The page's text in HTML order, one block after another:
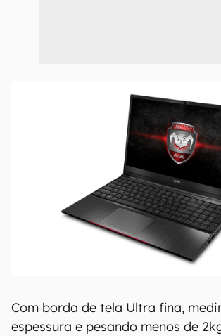
Com borda de tela Ultra fina,
espessura e pesando menos de